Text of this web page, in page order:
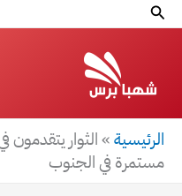
تخطيالبحث
الرئيسية»الثوار
مستمرة في الجنوب